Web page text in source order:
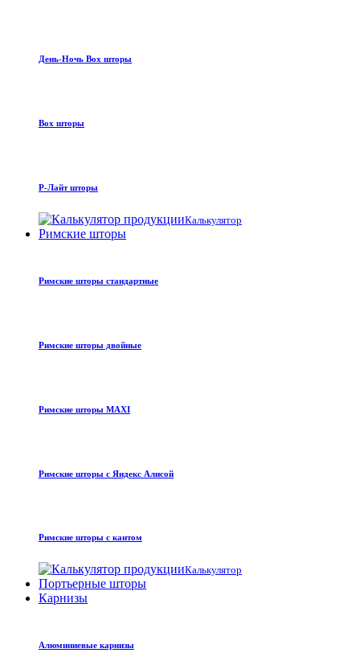
День-Ночь Box шторы
Box шторы
Р-Лайт шторы
Калькулятор
Римские шторы
Римские шторы стандартные
Римские шторы двойные
Римские шторы MAXI
Римские шторы с Яндекс Алисой
Римские шторы с кантом
Калькулятор
Портьерные шторы
Карнизы
Алюминиевые карнизы